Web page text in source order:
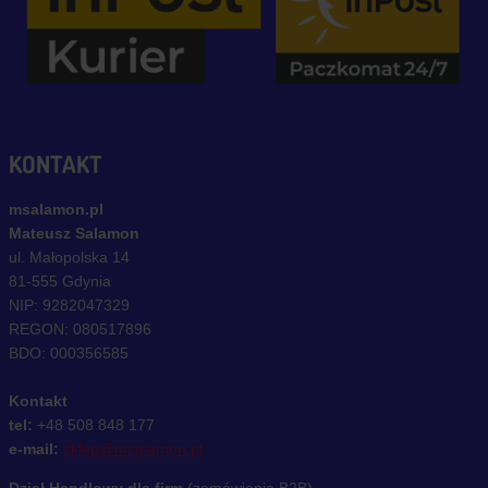
KONTAKT
msalamon.pl
Mateusz Salamon
ul. Małopolska 14
81-555 Gdynia
NIP: 9282047329
REGON: 080517896
BDO: 000356585
Kontakt
tel: +48 508 848 177
e-mail: sklep@msalamon.pl